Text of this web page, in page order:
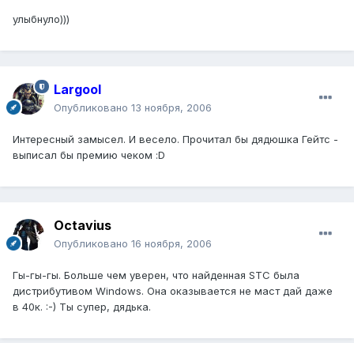
улыбнуло)))
Largool
Опубликовано 13 ноября, 2006
Интересный замысел. И весело. Прочитал бы дядюшка Гейтс -
выписал бы премию чеком :D
Octavius
Опубликовано 16 ноября, 2006
Гы-гы-гы. Больше чем уверен, что найденная STC была
дистрибутивом Windows. Она оказывается не маст дай даже
в 40к. :-) Ты супер, дядька.